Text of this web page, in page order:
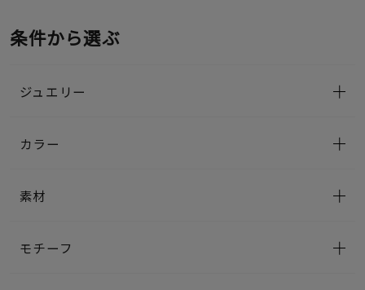
条件から選ぶ
ジュエリー
カラー
素材
モチーフ